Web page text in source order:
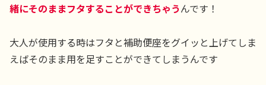
緒にそのままフタすることができちゃうんです！
大人が使用する時はフタと補助便座をグイッと上げてしま
えばそのまま用を足すことができてしまうんです